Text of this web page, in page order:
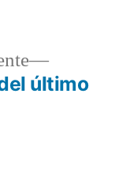
Entrada
siguiente:
último